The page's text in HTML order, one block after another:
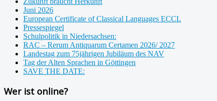
Juni 2026
European Certificate of Classical Languages ECCL
Pressespiegel
Schulpolitik in Niedersachsen:
RAC – Rerum Antiquarum Certamen 2026/ 2027
Landestag zum 75jährigen Jubiläum des NAV
Tag der Alten Sprachen in Göttingen
SAVE THE DATE:
Wer ist online?